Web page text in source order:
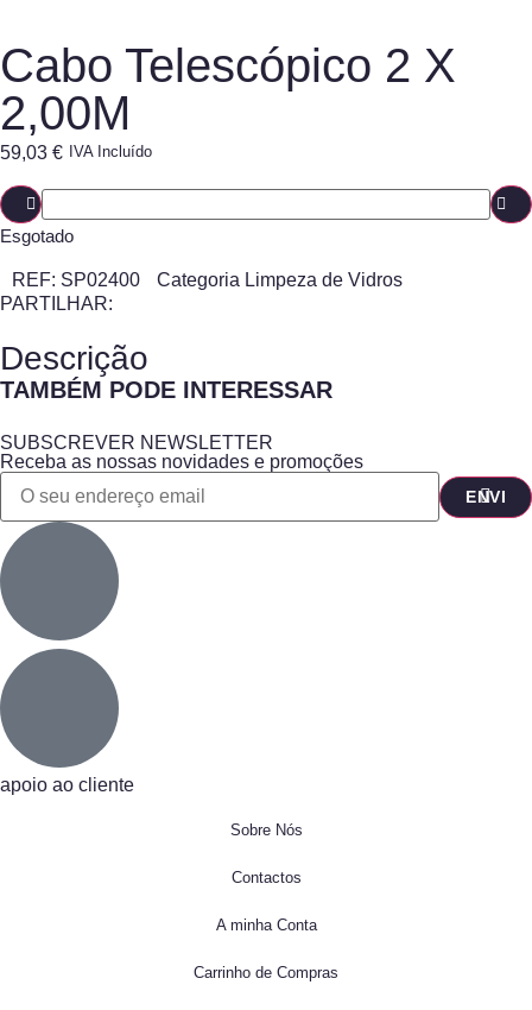
Cabo Telescópico 2 X
2,00M
59,03 € IVA Incluído
Esgotado
REF: SP02400 Categoria Limpeza de Vidros
PARTILHAR:
Descrição
TAMBÉM PODE INTERESSAR
SUBSCREVER NEWSLETTER
Receba as nossas novidades e promoções
apoio ao cliente
Sobre Nós
Contactos
A minha Conta
Carrinho de Compras